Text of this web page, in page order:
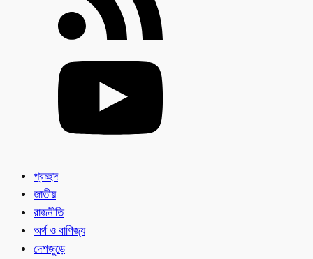
প্রচ্ছদ
জাতীয়
রাজনীতি
অর্থ ও বাণিজ্য
দেশজুড়ে